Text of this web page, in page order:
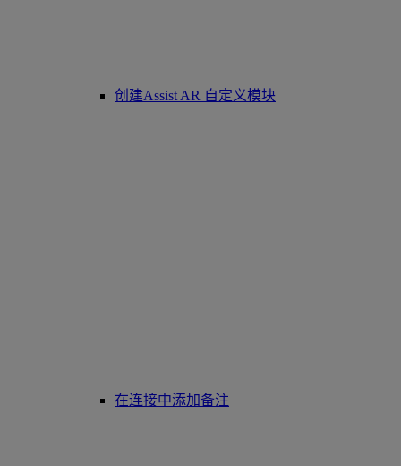
创建Assist AR 自定义模块
在连接中添加备注